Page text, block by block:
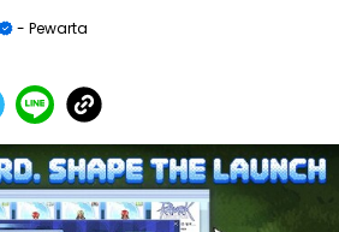
- Pewarta